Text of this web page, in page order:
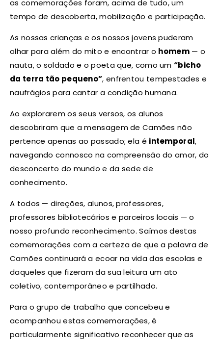
as comemorações foram, acima de tudo, um
tempo de descoberta, mobilização e participação.
As nossas crianças e os nossos jovens puderam
olhar para além do mito e encontrar o homem— o
nauta, o soldado e o poeta que, como um “bicho
da terra tão pequeno”, enfrentou tempestades e
naufrágios para cantar a condição humana.
Ao explorarem os seus versos, os alunos
descobriram que a mensagem de Camões não
pertence apenas ao passado; ela é intemporal,
navegando connosco na compreensão do amor, do
desconcerto do mundo e da sede de
conhecimento.
A todos — direções, alunos, professores,
professores bibliotecários e parceiros locais — o
nosso profundo reconhecimento. Saímos destas
comemorações com a certeza de que a palavra de
Camões continuará a ecoar na vida das escolas e
daqueles que fizeram da sua leitura um ato
coletivo, contemporâneo e partilhado.
Para o grupo de trabalho que concebeu e
acompanhou estas comemorações, é
particularmente significativo reconhecer que as